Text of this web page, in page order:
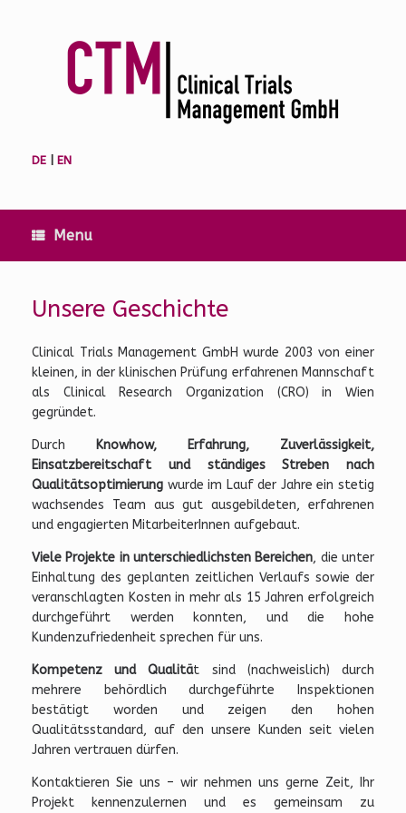
DE EN
Menu
Unsere Geschichte
Clinical Trials Management GmbH wurde 2003 von einer
kleinen, in der klinischen Prüfung erfahrenen Mannschaft
als Clinical Research Organization (CRO) in Wien
gegründet.
Durch
Knowhow, Erfahrung, Zuverlässigkeit,
Einsatzbereitschaft und ständiges Streben nach
Qualitätsoptimierung wurde im Lauf der Jahre ein stetig
wachsendes Team aus gut ausgebildeten, erfahrenen
und engagierten MitarbeiterInnen aufgebaut.
Viele Projekte in unterschiedlichsten Bereichen, die unter
Einhaltung des geplanten zeitlichen Verlaufs sowie der
veranschlagten Kosten in mehr als 15 Jahren erfolgreich
durchgeführt werden konnten, und die hohe
Kundenzufriedenheit sprechen für uns.
Kompetenz und Qualität sind (nachweislich) durch
mehrere behördlich durchgeführte Inspektionen
bestätigt worden und zeigen den hohen
Qualitätsstandard, auf den unsere Kunden seit vielen
Jahren vertrauen dürfen.
Kontaktieren Sie uns – wir nehmen uns gerne Zeit, Ihr
Projekt kennenzulernen und es gemeinsam zu